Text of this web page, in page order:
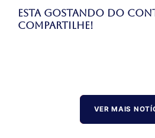
Esta gostando do
Compartilhe!
VER MAIS